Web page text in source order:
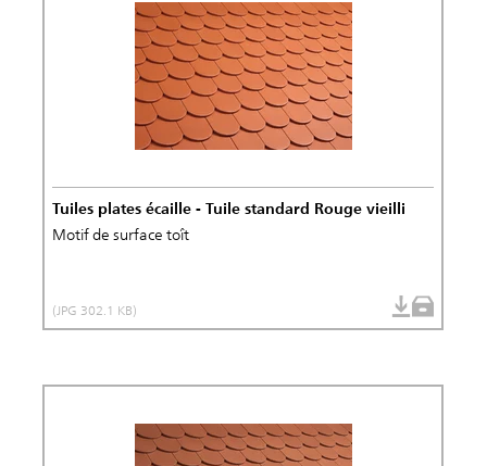
Tuiles plates écaille - Tuile standard Rouge vieilli
Motif de surface toît
(JPG 302.1 KB)